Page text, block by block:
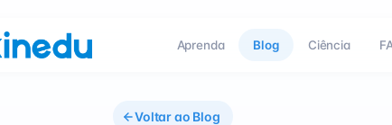
Aprenda Blog Ciência
Voltar ao Blog